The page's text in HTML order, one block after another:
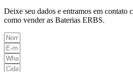
Deixe seu dados e entramos em contato
como vender as Baterias ERBS.